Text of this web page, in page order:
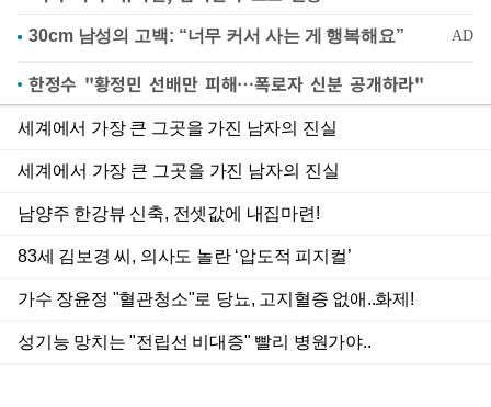
한정수 "황정민 선배만 피해…폭로자 신분 공개하라"